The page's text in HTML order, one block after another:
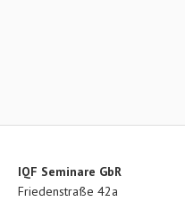
IQF Seminare GbR
Friedenstraße 42a